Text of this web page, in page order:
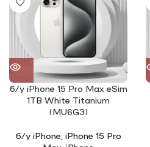
б/у iPhone 15 Pro Max eSim
1TB White Titanium
(MU6G3)
б/у iPhone, iPhone 15 Pro